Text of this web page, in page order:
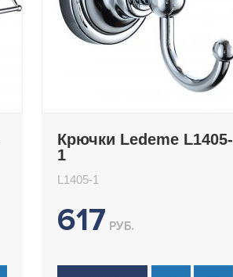
Крючки Ledeme L1405-
1
L1405-1
617 РУБ.